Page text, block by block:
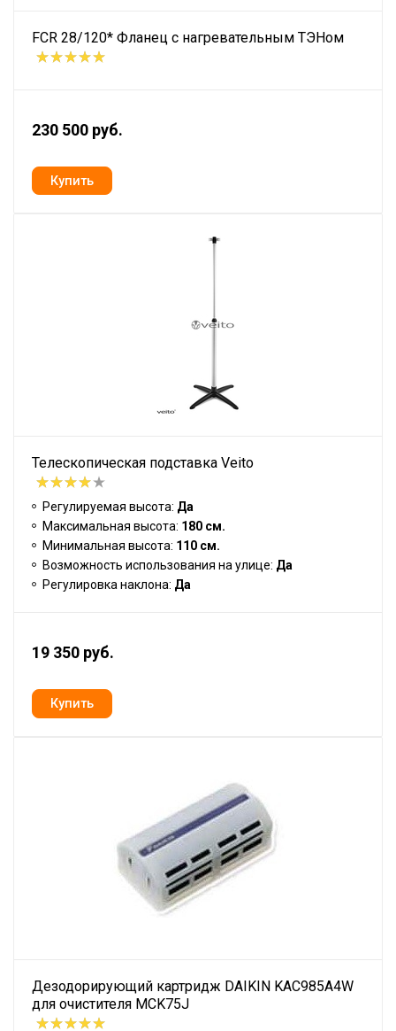
FCR 28/120* Фланец с нагревательным ТЭНом
230 500 руб.
Телескопическая подставка Veito
Регулируемая высота: Да
Максимальная высота: 180 см.
Минимальная высота: 110 см.
Возможность использования на улице: Да
Регулировка наклона: Да
19 350 руб.
Дезодорирующий картридж DAIKIN KAC985A4W
для очистителя MCK75J